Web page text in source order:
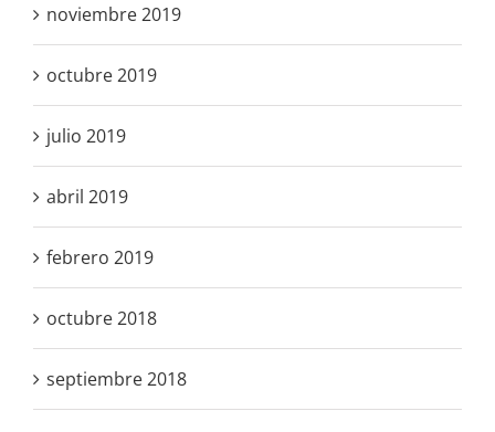
noviembre 2019
octubre 2019
julio 2019
abril 2019
febrero 2019
octubre 2018
septiembre 2018